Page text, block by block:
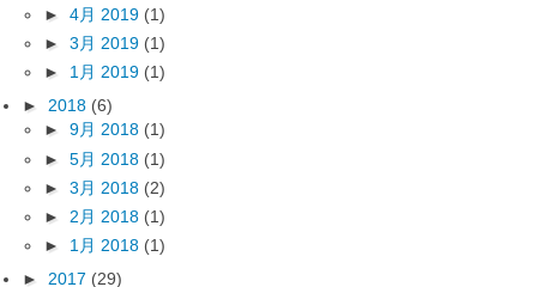
► 4月 2019 (1)
► 3月 2019 (1)
► 1月 2019 (1)
► 2018 (6)
► 9月 2018 (1)
► 5月 2018 (1)
► 3月 2018 (2)
► 2月 2018 (1)
► 1月 2018 (1)
► 2017 (29)